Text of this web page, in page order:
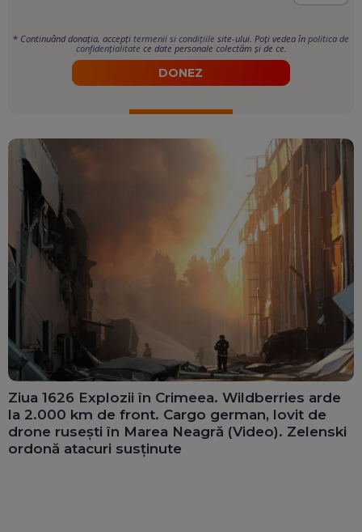
* Continuând donația, accepți termenii si condițiile site-ului. Poți vedea în politica de
confidențialitate ce date personale colectăm și de ce.
DONEZ
Ziua 1626 Explozii în Crimeea. Wildberries arde
la 2.000 km de front. Cargo german, lovit de
drone rusești în Marea Neagră (Video). Zelenski
ordonă atacuri susținute